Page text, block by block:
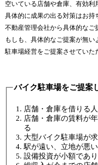
空いている店舗や倉庫、有効利
具体的に成果の出る対策はお持
不動産管理会社から具体的なご
もしも、具体的なご提案が無
駐車場経営をご提案させていた
バイク駐車場をご提案
店舗・倉庫を借りる
店舗・倉庫の賃料が
る
大型バイク駐車場が
駅が遠い、立地が悪
設備投資が小額であ